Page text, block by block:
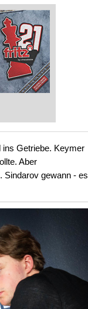
ins Getriebe. Keymer
Aber
Sindarov gewann - es